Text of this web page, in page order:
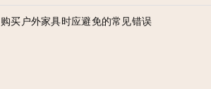
购买户外家具时应避免的常见错误